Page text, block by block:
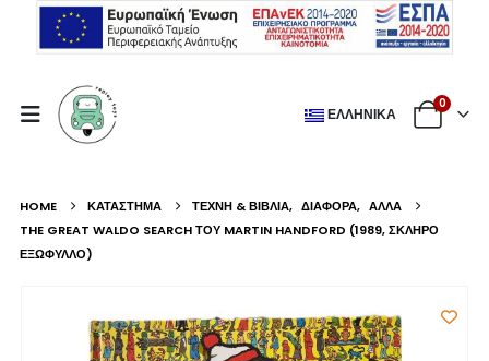
ΕΛΛΗΝΙΚΆ
0
HOME ΚΑΤΆΣΤΗΜΑ ΤΈΧΝΗ & ΒΙΒΛΊΑ, ΔΙΆΦΟΡΑ, ΆΛΛΑ
THE GREAT WALDO SEARCH ΤΟΥ MARTIN HANDFORD (1989, ΣΚΛΗΡΌ
ΕΞΏΦΥΛΛΟ)